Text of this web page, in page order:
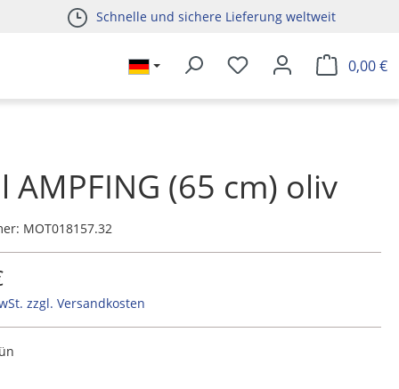
Schnelle und sichere Lieferung weltweit
0,00 €
AMPFING (65 cm) oliv
MOT018157.32
zzgl. Versandkosten